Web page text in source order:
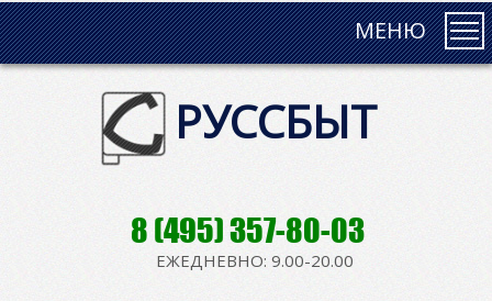
МЕНЮ
РУССБЫТ
8 (495) 357-80-03
ЕЖЕДНЕВНО: 9.00-20.00